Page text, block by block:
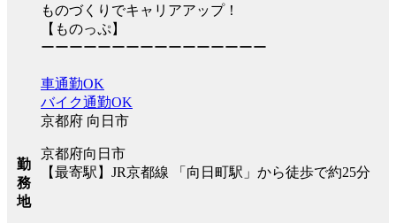
ものづくりでキャリアアップ！
【ものっぷ】
ーーーーーーーーーーーーーーーー
勤
務
地
車通勤OK
バイク通勤OK
京都府 向日市
京都府向日市
【最寄駅】JR京都線 「向日町駅」から徒歩で約25分